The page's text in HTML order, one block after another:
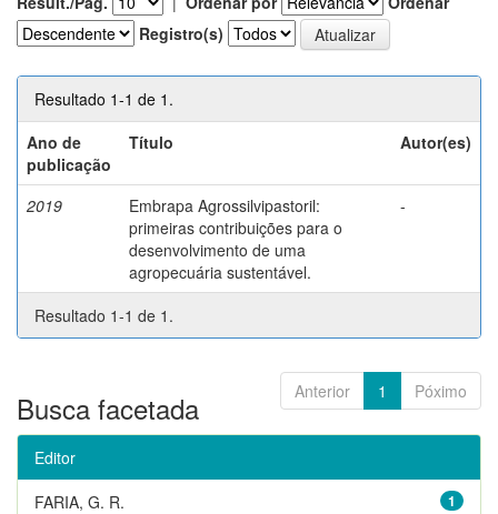
Registro(s)
Resultado 1-1 de 1.
Ano de
publicação
Título Autor(es)
2019
Embrapa Agrossilvipastoril:
primeiras contribuições para o
desenvolvimento de uma
agropecuária sustentável.
-
Resultado 1-1 de 1.
Anterior 1 Póximo
Busca facetada
Editor
1
FARIA, G. R.